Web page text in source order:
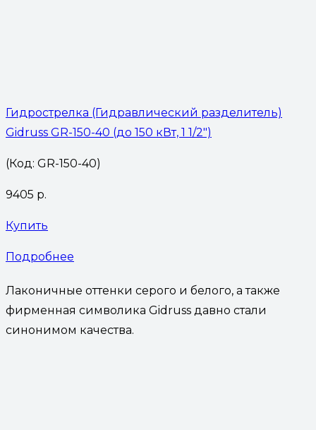
Гидрострелка (Гидравлический разделитель)
Gidruss GR-150-40 (до 150 кВт, 1 1/2″)
(Код: GR-150-40)
9405 р.
Купить
Подробнее
Лаконичные оттенки серого и белого, а также
фирменная символика Gidruss давно стали
синонимом качества.